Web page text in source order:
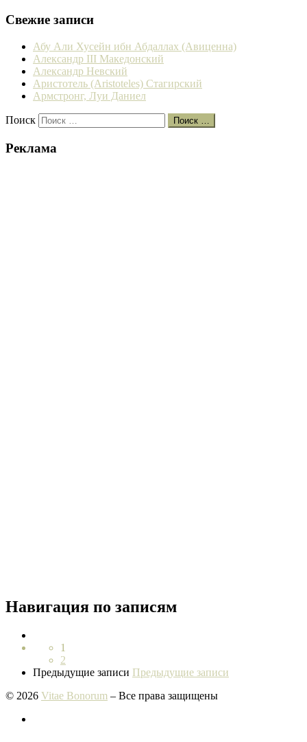
Свежие записи
Абу Али Хусейн ибн Абдаллах (Авиценна)
Александр III Македонский
Александр Невский
Аристотель (Aristoteles) Стагирский
Армстронг, Луи Даниел
Поиск Поиск …
Реклама
Навигация по записям
1
2
Предыдущие записи Предыдущие записи
© 2026 Vitae Bonorum – Все права защищены